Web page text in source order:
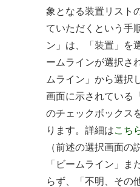
象となる装置リスト
ていただくという手
ン」は、「装置」を
ームラインが選択さ
ムライン」から選択
画面に示されている
のチェックボックス
ります。詳細はこち
（前述の選択画面の
「ビームライン」ま
らず、「不明、その